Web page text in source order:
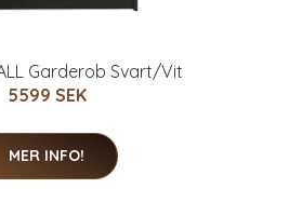
Garderob Svart/Vit
5599 SEK
MER INFO!